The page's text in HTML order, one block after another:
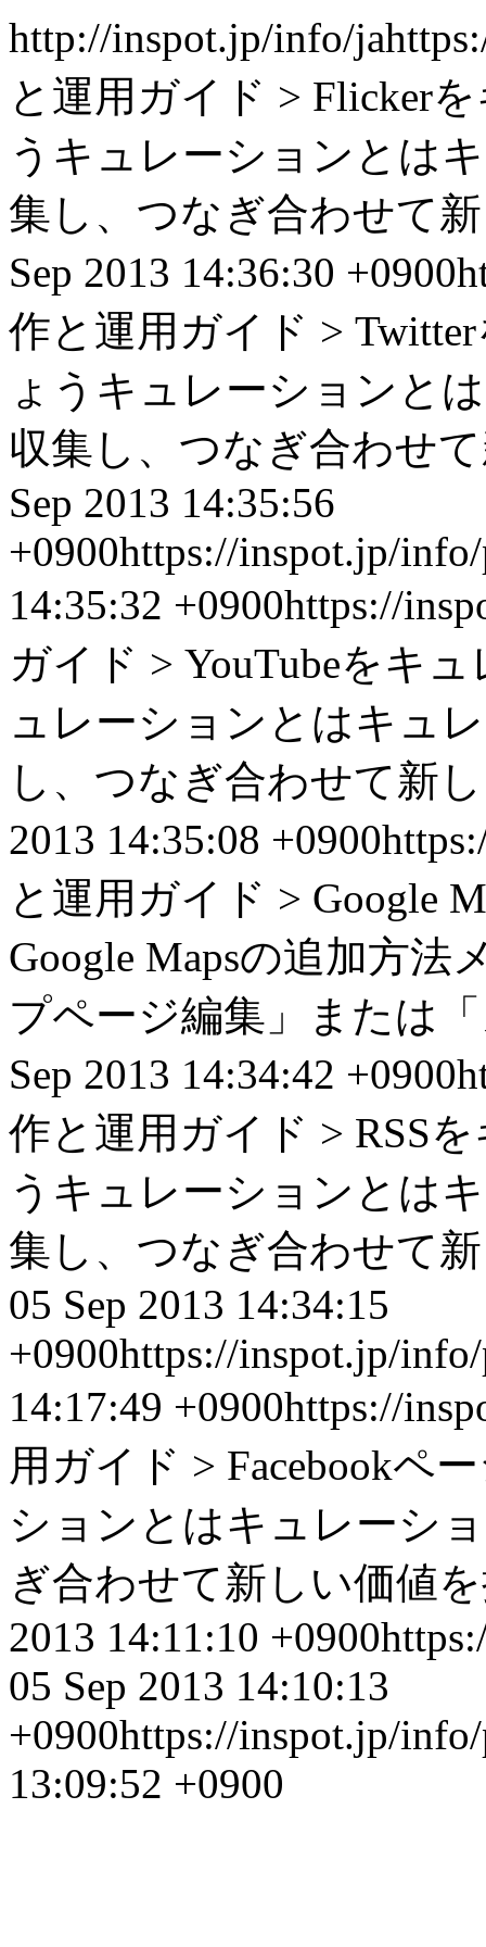
http://inspot.jp/info/ja
と運用ガイド > Flicker
うキュレーションとは
集し、つなぎ合わせて
Sep 2013 14:36:30 +0900
作と運用ガイド >
ょうキュレーションと
収集し、つなぎ合わせ
Sep 2013 14:35:56
+0900https://inspot.jp/info/
14:35:32 +0900https://
ガイド > YouTubeをキ
ュレーションとはキュ
し、つなぎ合わせて新
2013 14:35:08 +0900
と運用ガイド > Google
Google Mapsの追加方
プページ編集」または
Sep 2013 14:34:42 +0900
作と運用ガイド > RSS
うキュレーションとは
集し、つなぎ合わせて
05 Sep 2013 14:34:15
+0900https://inspot.jp/info/
14:17:49 +0900https://
用ガイド > Facebookペ
ションとはキュレーシ
ぎ合わせて新しい価値
2013 14:11:10 +0900
05 Sep 2013 14:10:13
+0900https://inspot.jp/info/
13:09:52 +0900